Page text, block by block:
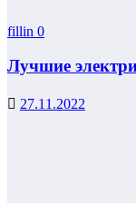
fillin 0
Лучшие
27.11.2022